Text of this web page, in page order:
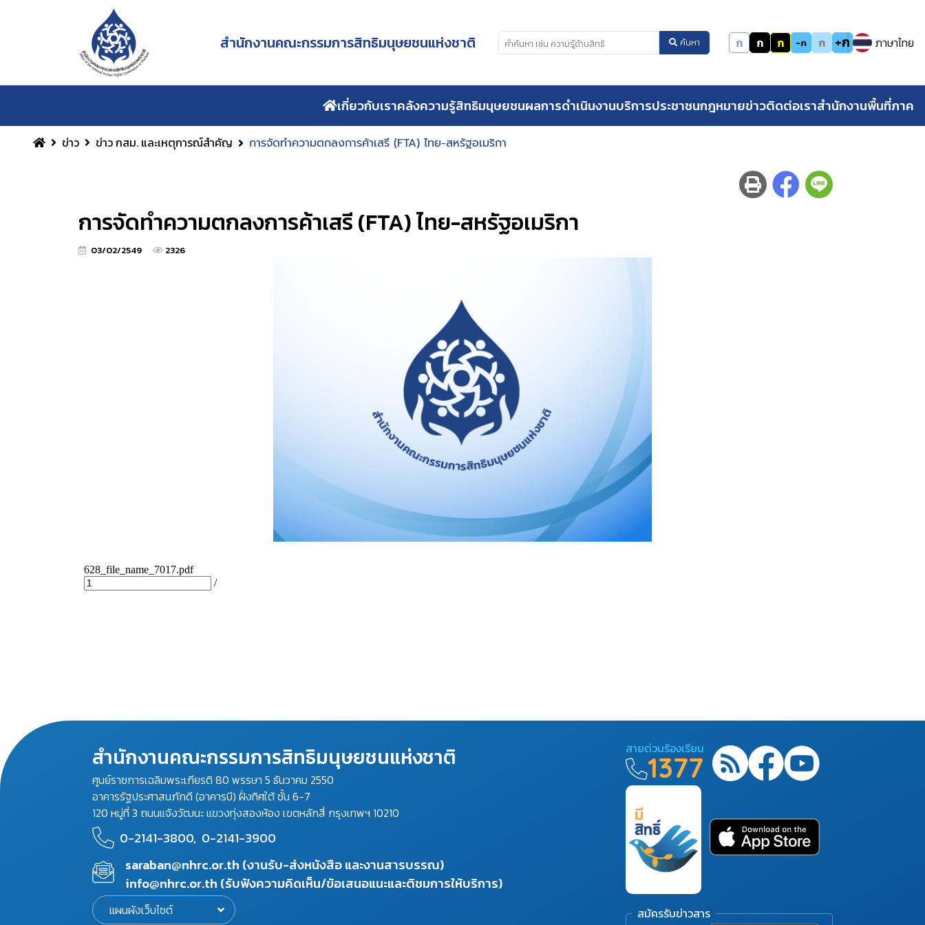
สำนักงานคณะกรรมการสิทธิมนุษยชนแห่งชาติ ค้นหา ก ก ก -ก ก +ก ภาษาไทย
เกี่ยวกับเราคลังความรู้สิทธิมนุษยชนผลการดำเนินงานบริการประชาชนกฎหมายข่าวติดต่อเราสำนักงานพื้นที่ภาค
ข่าว ข่าว กสม. และเหตุการณ์สำคัญ การจัดทำความตกลงการค้าเสรี (FTA) ไทย-สหรัฐอเมริกา
การจัดทำความตกลงการค้าเสรี (FTA) ไทย-สหรัฐอเมริกา
03/02/2549 2326
สำนักงานคณะกรรมการสิทธิมนุษยชนแห่งชาติ
ศูนย์ราชการเฉลิมพระเกียรติ 80 พรรษา 5 ธันวาคม 2550
อาคารรัฐประศาสนภักดี (อาคารบี) ฝั่งทิศใต้ ชั้น 6-7
120 หมู่ที่ 3 ถนนแจ้งวัฒนะ แขวงทุ่งสองห้อง เขตหลักสี่ กรุงเทพฯ 10210
0-2141-3800, 0-2141-3900
saraban@nhrc.or.th (งานรับ-ส่งหนังสือ และงานสารบรรณ)
info@nhrc.or.th (รับฟังความคิดเห็น/ข้อเสนอแนะและติชมการให้บริการ)
แผนผังเว็บไซต์
สายด่วนร้องเรียน
1377
สมัครรับข่าวสาร